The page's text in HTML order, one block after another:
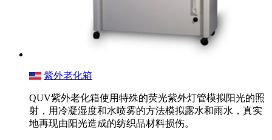
紫外老化箱
QUV紫外老化箱使用特殊的荧光紫外灯管模拟阳光的照
射，用冷凝湿度和水喷雾的方法模拟露水和雨水，真实
地再现由阳光造成的纺织品材料损伤。